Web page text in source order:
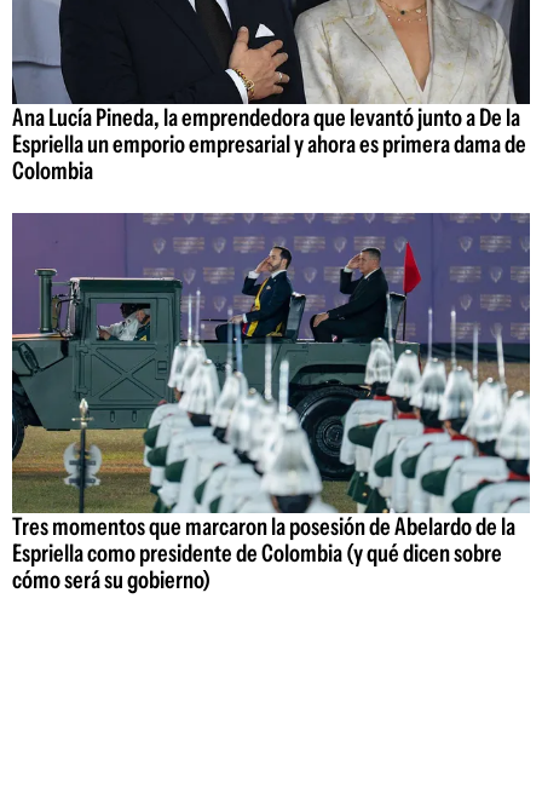
Ana Lucía Pineda, la emprendedora que levantó junto a De la
Espriella un emporio empresarial y ahora es primera dama de
Colombia
Tres momentos que marcaron la posesión de Abelardo de la
Espriella como presidente de Colombia (y qué dicen sobre
cómo será su gobierno)